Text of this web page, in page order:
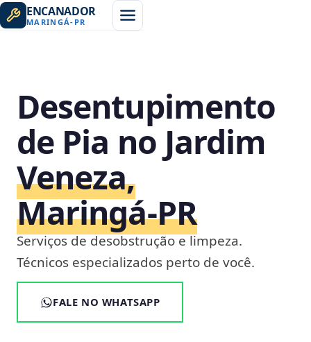
ENCANADOR
MARINGÁ- PR
Desentupimento
de Pia no Jardim
Veneza,
Maringá‑PR
Serviços de desobstrução e limpeza.
Técnicos especializados perto de você.
FALE NO WHATSAPP